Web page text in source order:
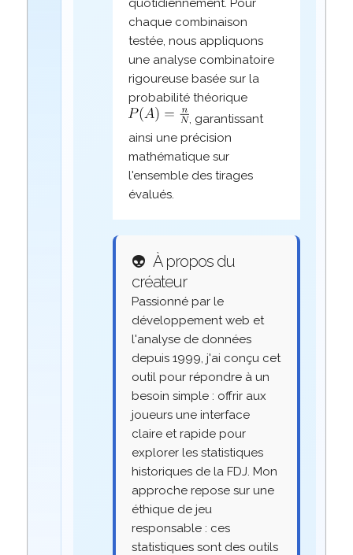
quotidiennement. Pour
chaque combinaison
testée, nous appliquons
une analyse combinatoire
rigoureuse basée sur la
probabilité théorique
, garantissant
ainsi une précision
mathématique sur
l'ensemble des tirages
évalués.
👽 À propos du
créateur
Passionné par le
développement web et
l'analyse de données
depuis 1999, j'ai conçu cet
outil pour répondre à un
besoin simple : offrir aux
joueurs une interface
claire et rapide pour
explorer les statistiques
historiques de la FDJ. Mon
approche repose sur une
éthique de jeu
responsable : ces
statistiques sont des outils